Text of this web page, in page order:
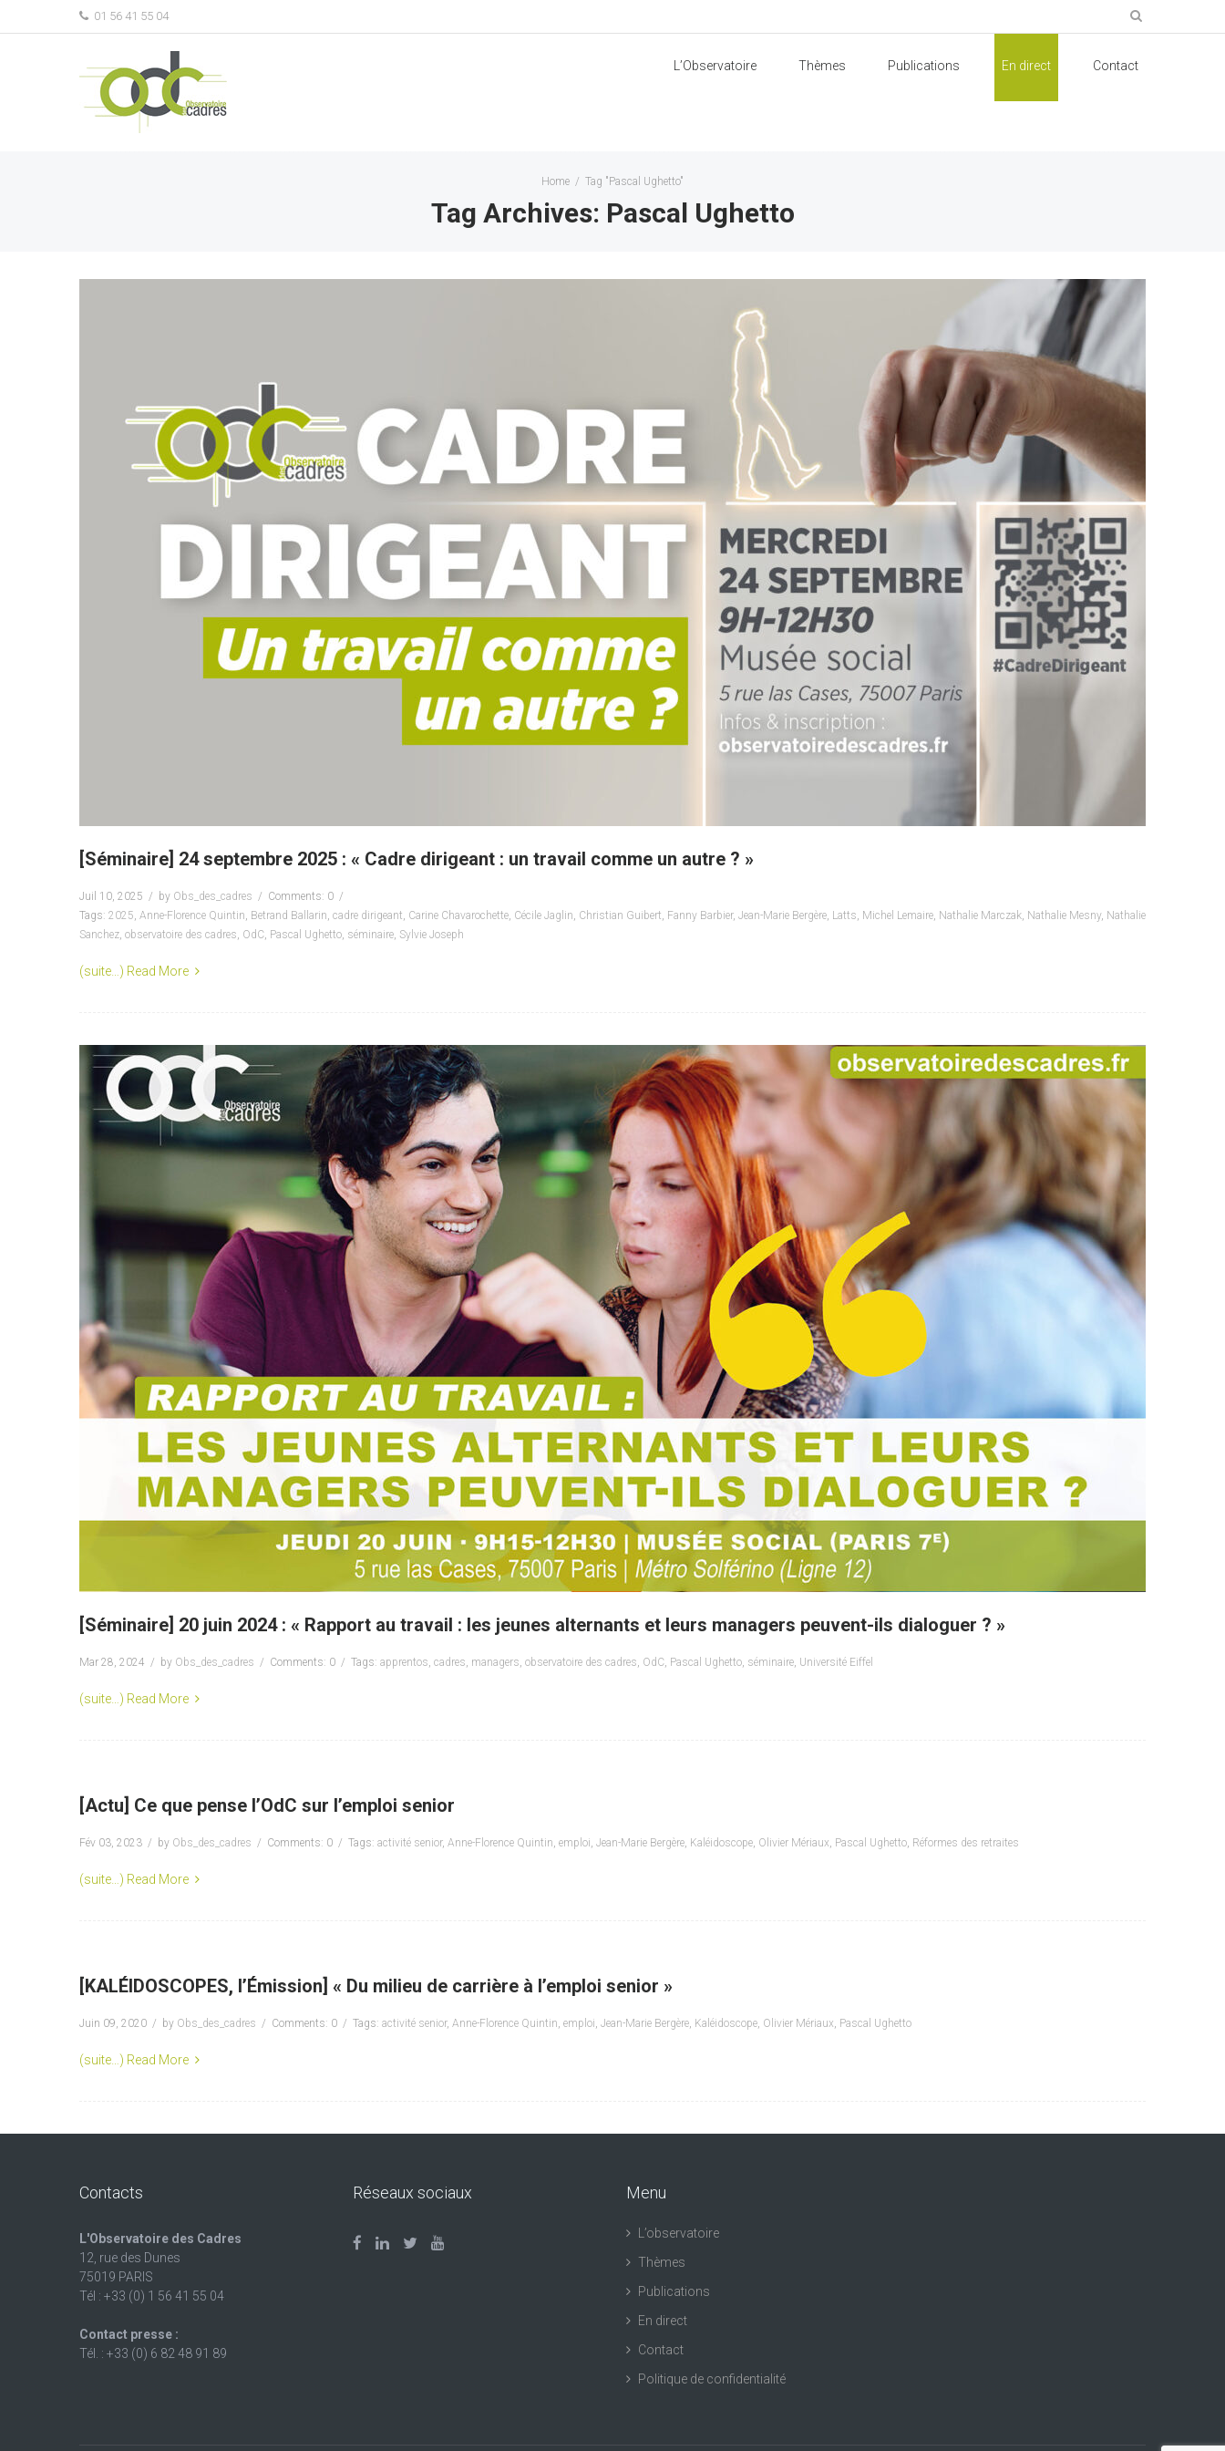
01 56 41 55 04
L’Observatoire Thèmes Publications En direct Contact
Home / Tag "Pascal Ughetto"
Tag Archives: Pascal Ughetto
[Séminaire] 24 septembre 2025 : « Cadre dirigeant : un travail comme un autre ? »
Juil 10, 2025 by Obs_des_cadres
Comments: 0
Tags: 2025, Anne-Florence Quintin, Betrand Ballarin, cadre dirigeant, Carine Chavarochette, Cécile Jaglin, Christian Guibert, Fanny Barbier, Jean-Marie Bergère, Latts, Michel Lemaire, Nathalie Marczak, Nathalie Mesny, Nathalie
Sanchez, observatoire des cadres, OdC, Pascal Ughetto, séminaire, Sylvie Joseph
(suite…) Read More
[Séminaire] 20 juin 2024 : « Rapport au travail : les jeunes alternants et leurs managers peuvent-ils dialoguer ? »
Mar 28, 2024 by Obs_des_cadres Comments: 0 Tags: apprentos, cadres, managers, observatoire des cadres, OdC, Pascal Ughetto, séminaire, Université Eiffel
(suite…) Read More
[Actu] Ce que pense l’OdC sur l’emploi senior
Fév 03, 2023 by Obs_des_cadres Comments: 0 Tags: activité senior, Anne-Florence Quintin, emploi, Jean-Marie Bergère, Kaléidoscope, Olivier Mériaux, Pascal Ughetto, Réformes des retraites
(suite…) Read More
[KALÉIDOSCOPES, l’Émission] « Du milieu de carrière à l’emploi senior »
Juin 09, 2020 by Obs_des_cadres Comments: 0 Tags: activité senior, Anne-Florence Quintin, emploi, Jean-Marie Bergère, Kaléidoscope, Olivier Mériaux, Pascal Ughetto
(suite…) Read More
Contacts
L'Observatoire des Cadres
12, rue des Dunes
75019 PARIS
Tél : +33 (0) 1 56 41 55 04
Contact presse :
Tél. : +33 (0) 6 82 48 91 89
Réseaux sociaux Menu
L’observatoire
Thèmes
Publications
En direct
Contact
Politique de confidentialité